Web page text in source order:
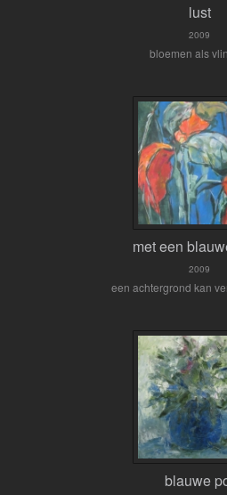
lust
2009
bloemen als
met een
2009
een achtergrond kan
blauwe